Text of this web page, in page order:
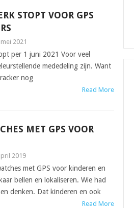
STOPT VOOR GPS
mei 2021
per 1 juni 2021 Voor veel
mededeling zijn. Want
nog
Read More
MET GPS VOOR
2019
met GPS voor kinderen en
bellen en lokaliseren. Wie had
denken. Dat kinderen en ook
Read More